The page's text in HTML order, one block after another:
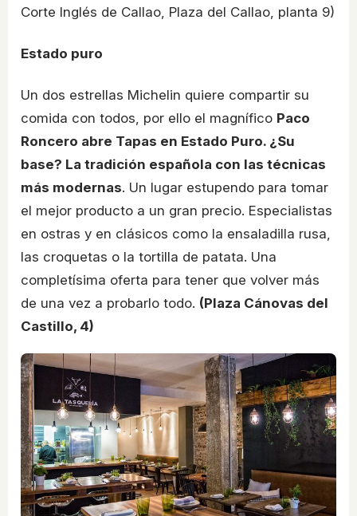
Corte Inglés de Callao, Plaza del Callao, planta 9)
Estado puro
Un dos estrellas Michelin quiere compartir su
comida con todos, por ello el magnífico Paco
Roncero abre Tapas en Estado Puro. ¿Su
base? La tradición española con las técnicas
más modernas. Un lugar estupendo para tomar
el mejor producto a un gran precio. Especialistas
en ostras y en clásicos como la ensaladilla rusa,
las croquetas o la tortilla de patata. Una
completísima oferta para tener que volver más
de una vez a probarlo todo. (Plaza Cánovas del
Castillo, 4)